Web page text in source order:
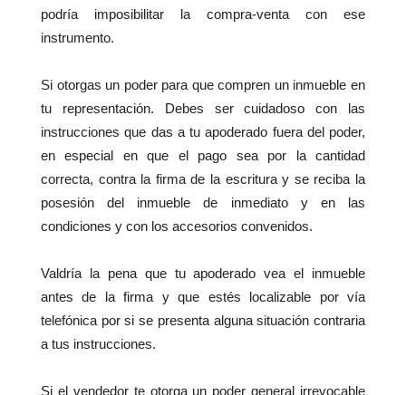
podría imposibilitar la compra-venta con ese
instrumento.
Si otorgas un poder para que compren un inmueble en
tu representación. Debes ser cuidadoso con las
instrucciones que das a tu apoderado fuera del poder,
en especial en que el pago sea por la cantidad
correcta, contra la firma de la escritura y se reciba la
posesión del inmueble de inmediato y en las
condiciones y con los accesorios convenidos.
Valdría la pena que tu apoderado vea el inmueble
antes de la firma y que estés localizable por vía
telefónica por si se presenta alguna situación contraria
a tus instrucciones.
Si el vendedor te otorga un poder general irrevocable